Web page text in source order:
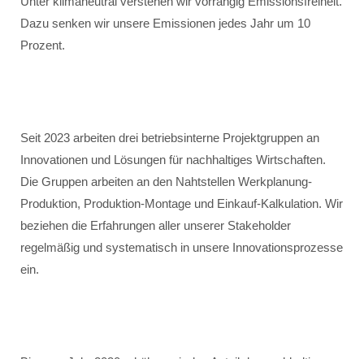
Dazu senken wir unsere Emissionen jedes Jahr um 10
Prozent.
Seit 2023 arbeiten drei betriebsinterne Projektgruppen an
Innovationen und Lösungen für nachhaltiges Wirtschaften.
Die Gruppen arbeiten an den Nahtstellen Werkplanung-
Produktion, Produktion-Montage und Einkauf-Kalkulation. Wir
beziehen die Erfahrungen aller unserer Stakeholder
regelmäßig und systematisch in unsere Innovationsprozesse
ein.